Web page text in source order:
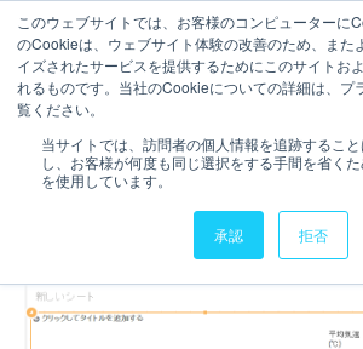
このウェブサイトでは、お客様のコンピューターに
のCookieは、ウェブサイト体験の改善のため、また
イズされたサービスを提供するためにこのサイトお
れるものです。当社のCookieについての詳細は、プ
覧ください。
当サイトでは、訪問者の個人情報を追跡するこ
し、お客様が何度も同じ選択をする手間を省く
を使用しています。
承認 拒否
3分で読むことができます。
Qlik SenseでQlik
Datamarketを利用